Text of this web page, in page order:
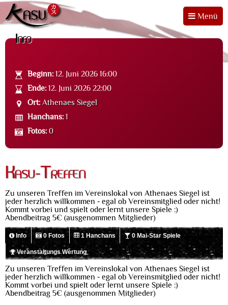
Menü
Info
Beginn: 12. Juni 2026 16:00
Ende: 12. Juni 2026 22:00
Ort: Athenaes Siegel
Hanchans: 1
Fotos: 0
Kasu-Treffen
Zu unseren Treffen im Vereinslokal von Athenaes Siegel ist
jeder herzlich willkommen - egal ob Vereinsmitglied oder nicht!
Kommt vorbei und spielt oder lernt unsere Spiele :)
Abendbeitrag 5€ (ausgenommen Mitglieder)
Info 0 Fotos 1 Hanchans 0 Mai-Star Spiele
Veranstaltungs Wertung
Zu unseren Treffen im Vereinslokal von Athenaes Siegel ist
jeder herzlich willkommen - egal ob Vereinsmitglied oder nicht!
Kommt vorbei und spielt oder lernt unsere Spiele :)
Abendbeitrag 5€ (ausgenommen Mitglieder)